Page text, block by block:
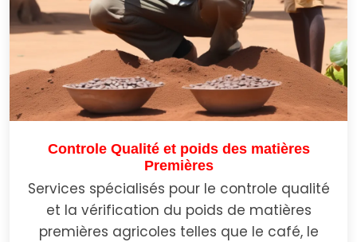
Controle Qualité et poids des matières
Premières
Services spécialisés pour le controle qualité
et la vérification du poids de matières
premières agricoles telles que le café, le